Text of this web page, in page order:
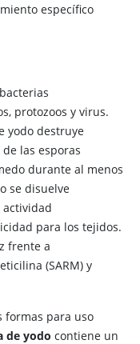
específico
protozoos y virus.
yodo destruye
las esporas
durante al menos
se disuelve
para los tejidos.
frente a
(SARM) y
formas para uso
de yodo contiene un